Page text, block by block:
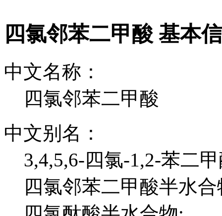
四氯邻苯二甲酸 基本
中文名称：
四氯邻苯二甲酸
中文别名：
3,4,5,6-四氯-1,2-苯二
四氯邻苯二甲酸半水合